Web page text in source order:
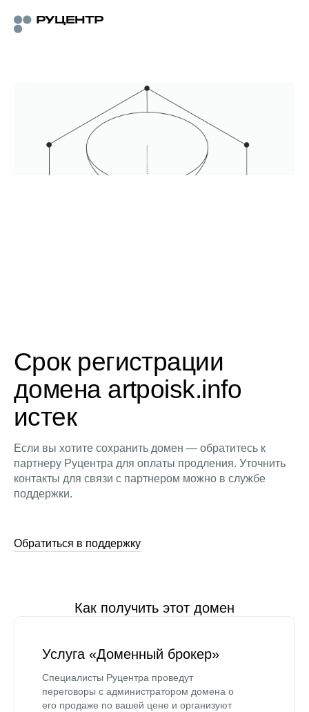
Срок регистрации
домена artpoisk.info
истек
Если вы хотите сохранить домен — обратитесь к
партнеру Руцентра для оплаты продления. Уточнить
контакты для связи с партнером можно в службе
поддержки.
Обратиться в поддержку
Как получить этот домен
Услуга «Доменный брокер»
Специалисты Руцентра проведут
переговоры с администратором домена о
его продаже по вашей цене и организуют